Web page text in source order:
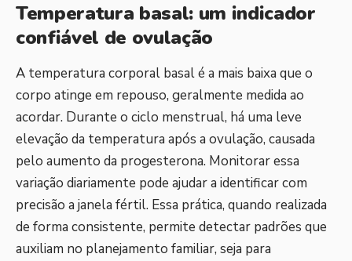
Temperatura basal: um indicador
confiável de ovulação
A temperatura corporal basal é a mais baixa que o
corpo atinge em repouso, geralmente medida ao
acordar. Durante o ciclo menstrual, há uma leve
elevação da temperatura após a ovulação, causada
pelo aumento da progesterona. Monitorar essa
variação diariamente pode ajudar a identificar com
precisão a janela fértil. Essa prática, quando realizada
de forma consistente, permite detectar padrões que
auxiliam no planejamento familiar, seja para